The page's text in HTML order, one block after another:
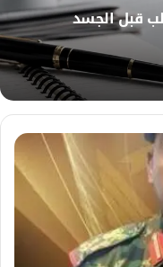
قبل الجسد